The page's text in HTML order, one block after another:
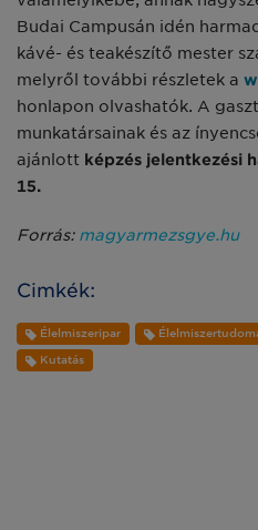
Budai Campusán idén
kávé- és teakészítő mester
melyről további részletek a
honlapon olvashatók. A
munkatársainak és az
ajánlott képzés jelentkezési
15.
Forrás: magyarmezsgye.hu
Cimkék:
Élelmiszeripar
Kutatás